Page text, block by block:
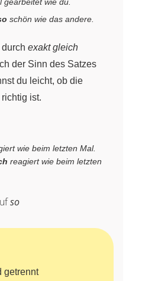
schön wie das andere.
durch exakt gleich
der Sinn des Satzes
du leicht, ob die
ist.
wie beim letzten Mal.
reagiert wie beim letzten
so
getrennt